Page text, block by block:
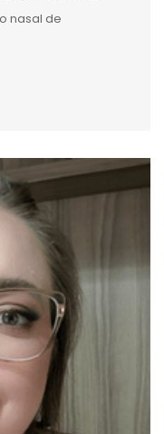
nasal de